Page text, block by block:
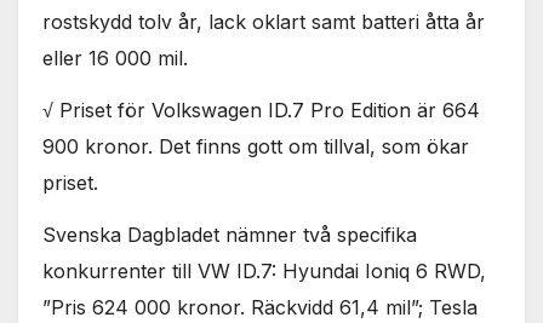
rostskydd tolv år, lack oklart samt batteri åtta år
eller 16 000 mil.
√ Priset för Volkswagen ID.7 Pro Edition är 664
900 kronor. Det finns gott om tillval, som ökar
priset.
Svenska Dagbladet nämner två specifika
konkurrenter till VW ID.7: Hyundai Ioniq 6 RWD,
”Pris 624 000 kronor. Räckvidd 61,4 mil”; Tesla